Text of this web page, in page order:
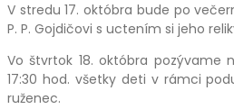
V stredu 17. októbra bude po
P. P. Gojdičovi s uctením si jeho
Vo štvrtok 18. októbra pozývame
17:30 hod. všetky deti v rámci
ruženec.